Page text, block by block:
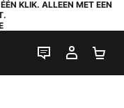
KLIK. ALLEEN MET EEN
LIVE CHAT
MIJN